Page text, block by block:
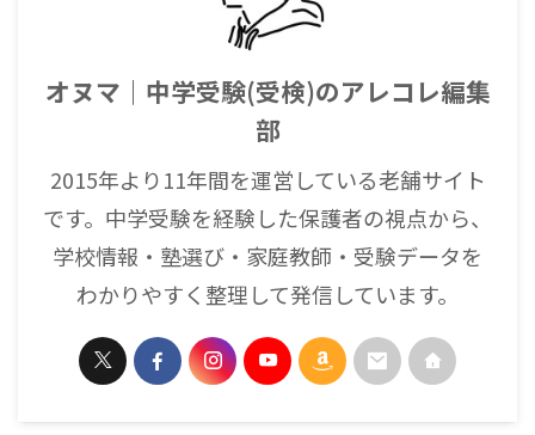
オヌマ｜中学受験(受検)のアレコレ編集
部
2015年より11年間を運営している老舗サイト
です。中学受験を経験した保護者の視点から、
学校情報・塾選び・家庭教師・受験データを
わかりやすく整理して発信しています。